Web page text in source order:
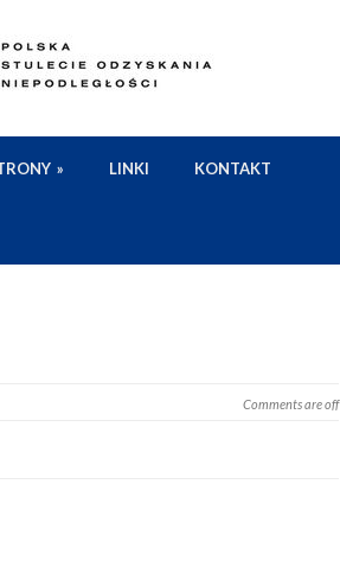
» LINKI KONTAKT
Comments are off